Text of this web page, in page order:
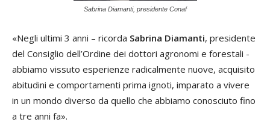
Sabrina Diamanti, presidente Conaf
«Negli ultimi 3 anni – ricorda Sabrina Diamanti, presidente
del Consiglio dell’Ordine dei dottori agronomi e forestali -
abbiamo vissuto esperienze radicalmente nuove, acquisito
abitudini e comportamenti prima ignoti, imparato a vivere
in un mondo diverso da quello che abbiamo conosciuto fino
a tre anni fa».